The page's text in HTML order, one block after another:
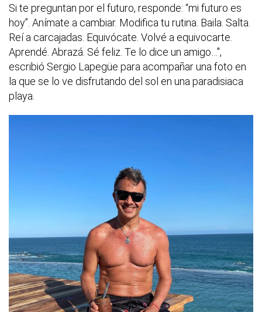
Si te preguntan por el futuro, responde: “mi futuro es
hoy”. Anímate a cambiar. Modifica tu rutina. Baila. Salta.
Reí a carcajadas. Equivócate. Volvé a equivocarte.
Aprendé. Abrazá. Sé feliz. Te lo dice un amigo…",
escribió Sergio Lapegüe para acompañar una foto en
la que se lo ve disfrutando del sol en una paradisiaca
playa.